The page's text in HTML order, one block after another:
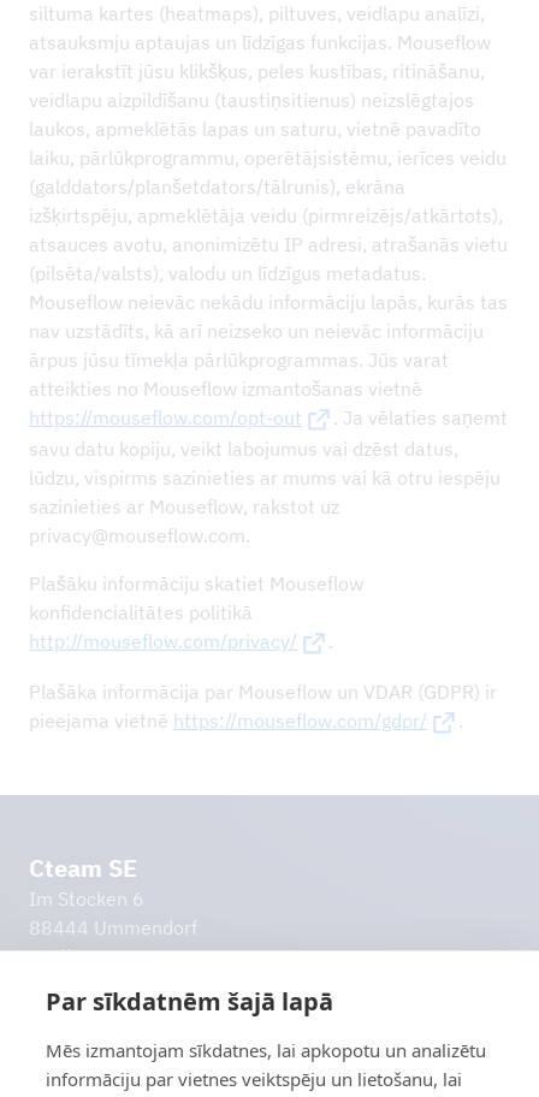
siltuma kartes (heatmaps), piltuves, veidlapu analīzi,
atsauksmju aptaujas un līdzīgas funkcijas. Mouseflow
var ierakstīt jūsu klikšķus, peles kustības, ritināšanu,
veidlapu aizpildīšanu (taustiņsitienus) neizslēgtajos
laukos, apmeklētās lapas un saturu, vietnē pavadīto
laiku, pārlūkprogrammu, operētājsistēmu, ierīces veidu
(galddators/planšetdators/tālrunis), ekrāna
izšķirtspēju, apmeklētāja veidu (pirmreizējs/atkārtots),
atsauces avotu, anonimizētu IP adresi, atrašanās vietu
(pilsēta/valsts), valodu un līdzīgus metadatus.
Mouseflow neievāc nekādu informāciju lapās, kurās tas
nav uzstādīts, kā arī neizseko un neievāc informāciju
ārpus jūsu tīmekļa pārlūkprogrammas. Jūs varat
atteikties no Mouseflow izmantošanas vietnē
https://mouseflow.com/opt-out
. Ja vēlaties saņemt
savu datu kopiju, veikt labojumus vai dzēst datus,
lūdzu, vispirms sazinieties ar mums vai kā otru iespēju
sazinieties ar Mouseflow, rakstot uz
privacy@mouseflow.com.
Plašāku informāciju skatiet Mouseflow
konfidencialitātes politikā
http://mouseflow.com/privacy/
.
Plašāka informācija par Mouseflow un VDAR (GDPR) ir
pieejama vietnē https://mouseflow.com/gdpr/ .
Cteam SE
Im Stocken 6
88444 Ummendorf
Vācija
Citas saites
Par sīkdatnēm šajā lapā
Mēs izmantojam sīkdatnes, lai apkopotu un analizētu
informāciju par vietnes veiktspēju un lietošanu, lai